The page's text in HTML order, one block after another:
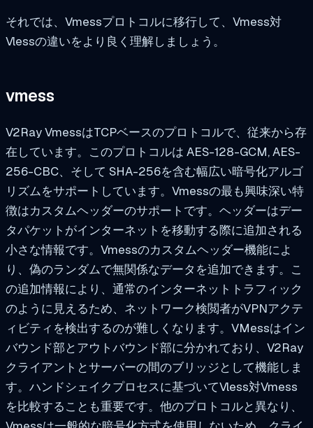
それでは、Vmessプロトコルに移行して、Vmess対
Vlessの違いをより良く理解しましょう。
vmess
V2Ray VmessはTCPベースのプロトコルで、従来から存
在しています。このプロトコルは AES-128-GCM,AES-
256-CBC、そして SHA-256を含む幅広い暗号化アルゴ
リズムをサポートしています。Vmessの最も興味深い特
徴はカスタムヘッダーのサポートです。ヘッダーはデー
タパケットがインターネットを移動する際に追加される
小さな情報です。Vmessのカスタムヘッダー機能によ
り、偽のランダムで無関係なデータを追加できます。こ
の追加情報により、通常のインターネットトラフィック
のように見えるため、ネットワーク検閲者がVPNアクテ
ィビティを検出するのが難しくなります。VMessはイン
バウンド部とアウトバウンド部に分かれており、V2Ray
クライアントとサーバーの間のブリッジとして機能しま
す。ハンドシェイクプロセスに基づいてVless対Vmess
を比較することも重要です。他のプロトコルと異なり、